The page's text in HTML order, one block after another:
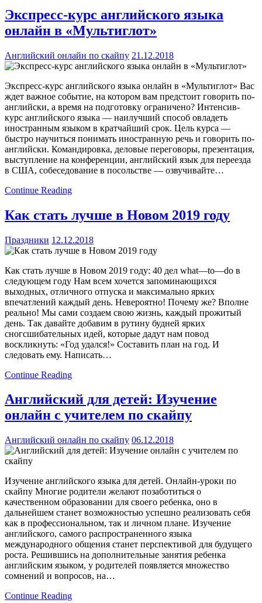
Экспресс-курс английского языка
онлайн в «Мультиглот»
Английский онлайн по скайпу 21.12.2018
Экспресс-курс английского языка онлайн в «Мультиглот» Вас
ждет важное событие, на котором вам предстоит говорить по-
английски, а время на подготовку ограничено? Интенсив-
курс английского языка — наилучший способ овладеть
иностранным языком в кратчайший срок. Цель курса —
быстро научиться понимать иностранную речь и говорить по-
английски. Командировка, деловые переговоры, презентация,
выступление на конференции, английский язык для переезда
в США, собеседование в посольстве — озвучивайте…
Continue Reading
Как стать лучше в Новом 2019 году
Праздники 12.12.2018
Как стать лучше в Новом 2019 году: 40 дел what—to—do в
следующем году Нам всем хочется запоминающихся
выходных, отличного отпуска и максимально ярких
впечатлений каждый день. Невероятно! Почему же? Вполне
реально! Мы сами создаем свою жизнь, каждый прожитый
день. Так давайте добавим в рутину будней ярких
сногсшибательных идей, которые дадут нам повод
воскликнуть: «Год удался!» Составить план на год. И
следовать ему. Написать…
Continue Reading
Английский для детей: Изучение
онлайн с учителем по скайпу
Английский онлайн по скайпу 06.12.2018
Изучение английского языка для детей. Онлайн-уроки по
скайпу Многие родители желают позаботиться о
качественном образовании для своего ребенка, оно в
дальнейшем станет возможностью успешно реализовать себя
как в профессиональном, так и личном плане. Изучение
английского, самого распространенного языка
международного общения станет перспективой для будущего
роста. Решившись на дополнительные занятия ребенка
английским языком, у родителей появляется множество
сомнений и вопросов, на…
Continue Reading